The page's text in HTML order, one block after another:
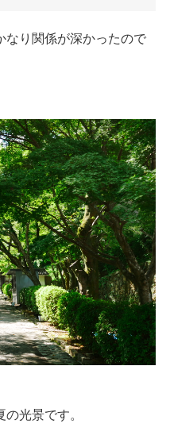
なり関係が深かったので
光景です。